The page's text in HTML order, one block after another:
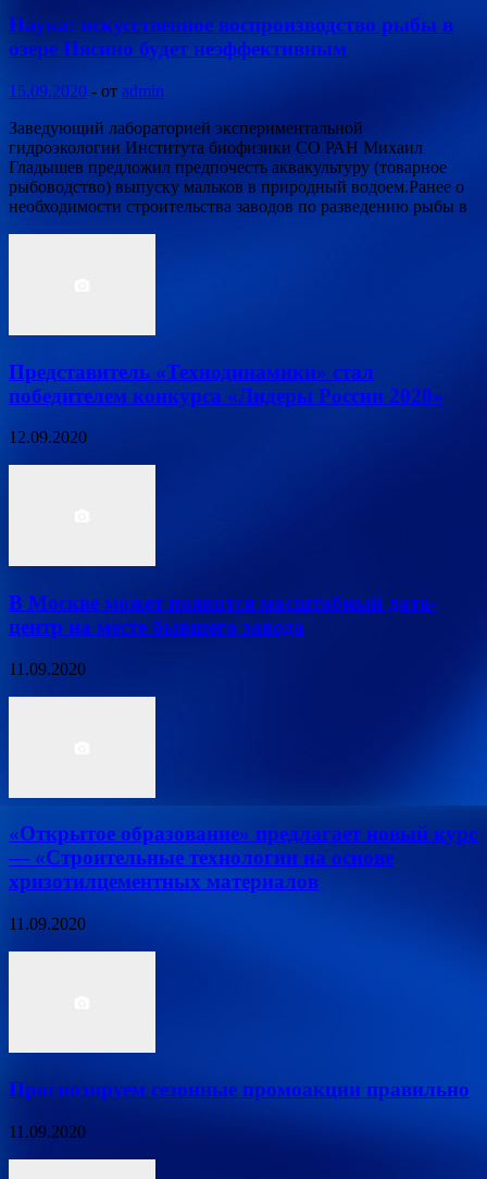
Наука: искусственное воспроизводство рыбы в
озере Пясино будет неэффективным
15.09.2020 - от admin
Заведующий лабораторией экспериментальной
гидроэкологии Института биофизики СО РАН Михаил
Гладышев предложил предпочесть аквакультуру (товарное
рыбоводство) выпуску мальков в природный водоем.Ранее о
необходимости строительства заводов по разведению рыбы в
Представитель «Технодинамики» стал
победителем конкурса «Лидеры России 2020»
12.09.2020
В Москве может появится масштабный дата-
центр на месте бывшего завода
11.09.2020
«Открытое образование» предлагает новый курс
— «Строительные технологии на основе
хризотилцементных материалов
11.09.2020
Прогнозируем сезонные промоакции правильно
11.09.2020